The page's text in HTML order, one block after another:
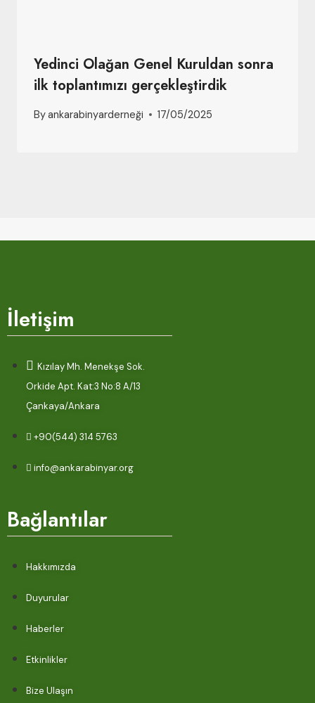
Yedinci Olağan Genel Kuruldan sonra
ilk toplantımızı gerçekleştirdik
Byankarabinyarderneği 17/05/2025
İletişim
Kızılay Mh. Menekşe Sok.
Orkide Apt. Kat:3 No:8 A/13
Çankaya/Ankara
+90(544) 314 5763
info@ankarabinyar.org
Bağlantılar
Hakkımızda
Duyurular
Haberler
Etkinlikler
Bize Ulaşın